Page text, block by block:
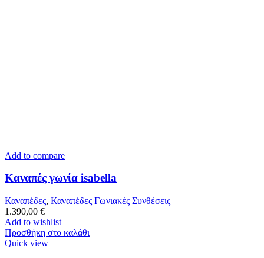
Add to compare
Καναπές γωνία isabella
Καναπέδες, Καναπέδες Γωνιακές Συνθέσεις
1.390,00 €
Add to wishlist
Προσθήκη στο καλάθι
Quick view